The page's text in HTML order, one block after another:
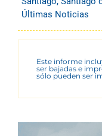
Últimas Noticias
Este informe
ser bajadas e
sólo pueden ser